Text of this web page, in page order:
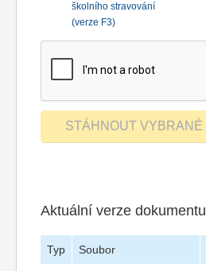
školního stravování
(verze F3)
Aktuální verze dokumentu
Typ Soubor